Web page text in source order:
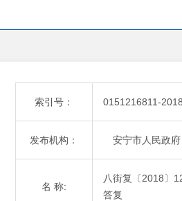
索引号： 0151216811-
发布机构： 安宁市人民政府
名 称:
八街复〔2018〕
答复